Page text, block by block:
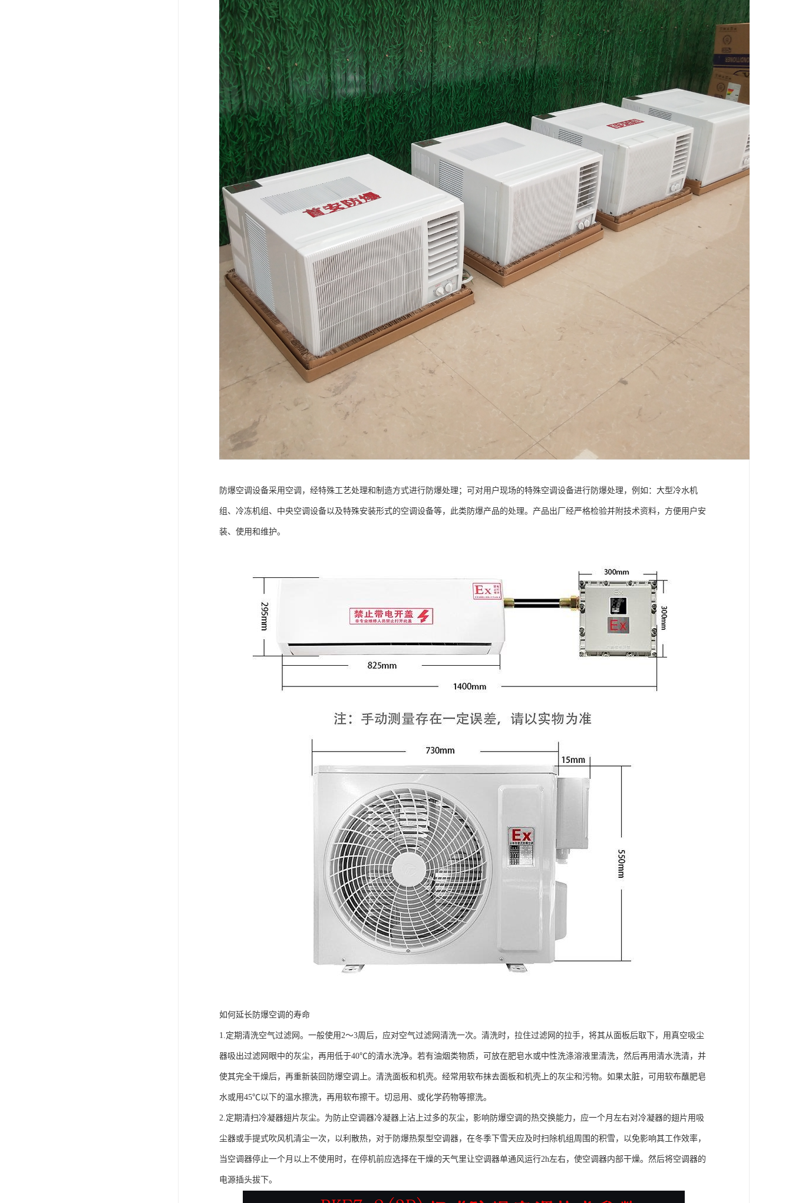
防爆空调设备采用空调，经特殊工艺处理和制造方式进行防爆处理；可对用户现场的特殊空调设备进行防爆处理，例如：大型冷水机
组、冷冻机组、中央空调设备以及特殊安装形式的空调设备等，此类防爆产品的处理。产品出厂经严格检验并附技术资料，方便用户安
装、使用和维护。
如何延长防爆空调的寿命
1.定期清洗空气过滤网。一般使用2～3周后，应对空气过滤网清洗一次。清洗时，拉住过滤网的拉手，将其从面板后取下，用真空吸尘
器吸出过滤网眼中的灰尘，再用低于40℃的清水洗净。若有油烟类物质，可放在肥皂水或中性洗涤溶液里清洗，然后再用清水洗清，并
使其完全干燥后，再重新装回防爆空调上。清洗面板和机壳。经常用软布抹去面板和机壳上的灰尘和污物。如果太脏，可用软布蘸肥皂
水或用45℃以下的温水擦洗，再用软布擦干。切忌用、或化学药物等擦洗。
2.定期清扫冷凝器翅片灰尘。为防止空调器冷凝器上沾上过多的灰尘，影响防爆空调的热交换能力，应一个月左右对冷凝器的翅片用吸
尘器或手提式吹风机清尘一次，以利散热，对于防爆热泵型空调器，在冬季下雪天应及时扫除机组周围的积雪，以免影响其工作效率，
当空调器停止一个月以上不使用时，在停机前应选择在干燥的天气里让空调器单通风运行2h左右，使空调器内部干燥。然后将空调器的
电源插头拔下。